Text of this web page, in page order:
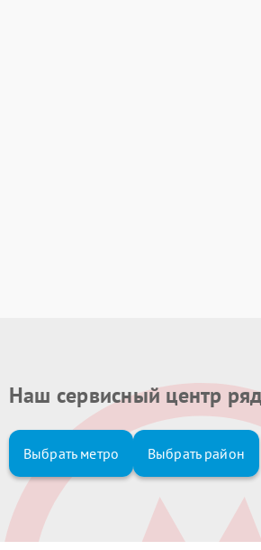
Наш сервисный центр
Выбрать метро Выбрать район